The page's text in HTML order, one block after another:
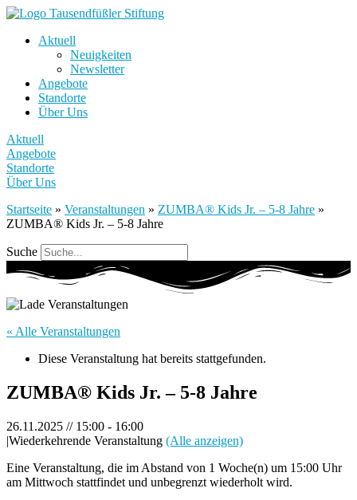
Aktuell
Neuigkeiten
Newsletter
Angebote
Standorte
Über Uns
Aktuell
Angebote
Standorte
Über Uns
Startseite » Veranstaltungen » ZUMBA® Kids Jr. – 5-8 Jahre »
ZUMBA® Kids Jr. – 5-8 Jahre
Suche
« Alle Veranstaltungen
Diese Veranstaltung hat bereits stattgefunden.
ZUMBA® Kids Jr. – 5-8 Jahre
26.11.2025 // 15:00 - 16:00
|Wiederkehrende Veranstaltung (Alle anzeigen)
Eine Veranstaltung, die im Abstand von 1 Woche(n) um 15:00 Uhr
am Mittwoch stattfindet und unbegrenzt wiederholt wird.